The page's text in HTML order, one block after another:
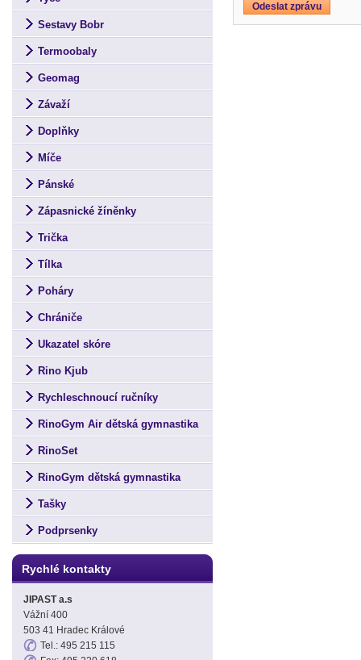
Sestavy Bobr
Termoobaly
Geomag
Závaží
Doplňky
Míče
Pánské
Zápasnické žíněnky
Trička
Tílka
Poháry
Chrániče
Ukazatel skóre
Rino Kjub
Rychleschnoucí ručníky
RinoGym Air dětská gymnastika
RinoSet
RinoGym dětská gymnastika
Tašky
Podprsenky
Rychlé kontakty
JIPAST a.s
Vážní 400
503 41 Hradec Králové
Tel.: 495 215 115